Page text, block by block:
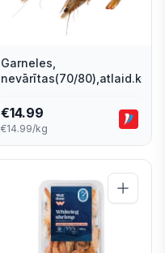
Garneles,
nevārītas(70/80),atlaid.kg
€14.99
€14.99/kg